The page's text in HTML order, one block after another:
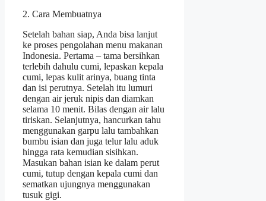
2. Cara Membuatnya
Setelah bahan siap, Anda bisa lanjut
ke proses pengolahan menu makanan
Indonesia. Pertama – tama bersihkan
terlebih dahulu cumi, lepaskan kepala
cumi, lepas kulit arinya, buang tinta
dan isi perutnya. Setelah itu lumuri
dengan air jeruk nipis dan diamkan
selama 10 menit. Bilas dengan air lalu
tiriskan. Selanjutnya, hancurkan tahu
menggunakan garpu lalu tambahkan
bumbu isian dan juga telur lalu aduk
hingga rata kemudian sisihkan.
Masukan bahan isian ke dalam perut
cumi, tutup dengan kepala cumi dan
sematkan ujungnya menggunakan
tusuk gigi.